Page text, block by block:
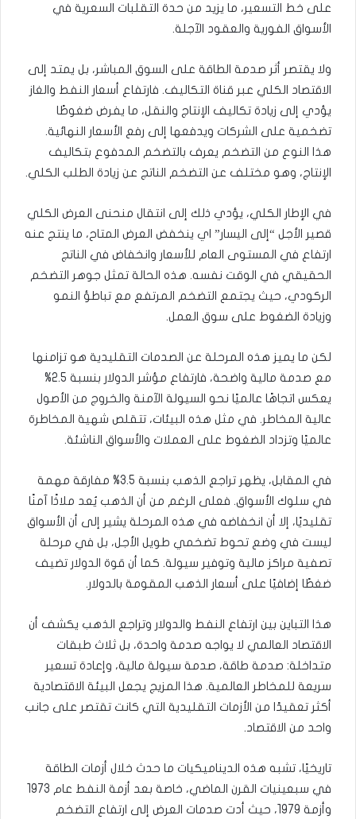
على خط التسعير، ما يزيد من حدة التقلبات السعرية في
الأسواق الفورية والعقود الآجلة.
ولا يقتصر أثر صدمة الطاقة على السوق المباشر، بل يمتد إلى
الاقتصاد الكلي عبر قناة التكاليف. فارتفاع أسعار النفط والغاز
يؤدي إلى زيادة تكاليف الإنتاج والنقل، ما يفرض ضغوطًا
تضخمية على الشركات ويدفعها إلى رفع الأسعار النهائية.
هذا النوع من التضخم يعرف بالتضخم المدفوع بتكاليف
الإنتاج، وهو مختلف عن التضخم الناتج عن زيادة الطلب الكلي.
في الإطار الكلي، يؤدي ذلك إلى انتقال منحنى العرض الكلي
قصير الأجل “إلى اليسار” اي ينخفض العرض المتاح، ما ينتج عنه
ارتفاع في المستوى العام للأسعار وانخفاض في الناتج
الحقيقي في الوقت نفسه. هذه الحالة تمثل جوهر التضخم
الركودي، حيث يجتمع التضخم المرتفع مع تباطؤ النمو
وزيادة الضغوط على سوق العمل.
لكن ما يميز هذه المرحلة عن الصدمات التقليدية هو تزامنها
مع صدمة مالية واضحة، فارتفاع مؤشر الدولار بنسبة 2.5%
يعكس اتجاهًا عالميًا نحو السيولة الآمنة والخروج من الأصول
عالية المخاطر. في مثل هذه البيئات، تتقلص شهية المخاطرة
عالميًا وتزداد الضغوط على العملات والأسواق الناشئة.
في المقابل، يظهر تراجع الذهب بنسبة 3.5% مفارقة مهمة
في سلوك الأسواق. فعلى الرغم من أن الذهب يُعد ملاذًا آمنًا
تقليديًا، إلا أن انخفاضه في هذه المرحلة يشير إلى أن الأسواق
ليست في وضع تحوط تضخمي طويل الأجل، بل في مرحلة
تصفية مراكز مالية وتوفير سيولة. كما أن قوة الدولار تضيف
ضغطًا إضافيًا على أسعار الذهب المقومة بالدولار.
هذا التباين بين ارتفاع النفط والدولار وتراجع الذهب يكشف أن
الاقتصاد العالمي لا يواجه صدمة واحدة، بل ثلاث طبقات
متداخلة: صدمة طاقة، صدمة سيولة مالية، وإعادة تسعير
سريعة للمخاطر العالمية. هذا المزيج يجعل البيئة الاقتصادية
أكثر تعقيدًا من الأزمات التقليدية التي كانت تقتصر على جانب
واحد من الاقتصاد.
تاريخيًا، تشبه هذه الديناميكيات ما حدث خلال أزمات الطاقة
في سبعينيات القرن الماضي، خاصة بعد أزمة النفط عام 1973
وأزمة 1979، حيث أدت صدمات العرض إلى ارتفاع التضخم